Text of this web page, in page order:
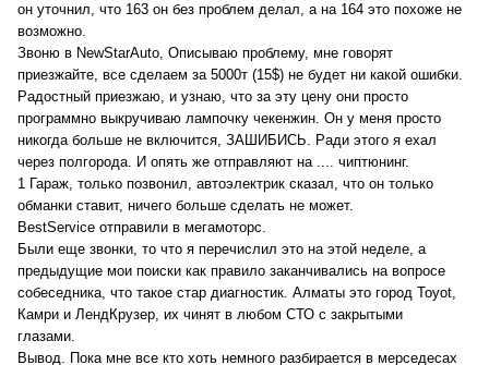
он уточнил, что 163 он без проблем делал, а на 164 это похоже не
возможно.
Звоню в NewStarAuto, Описываю проблему, мне говорят
приезжайте, все сделаем за 5000т (15$) не будет ни какой ошибки.
Радостный приезжаю, и узнаю, что за эту цену они просто
программно выкручиваю лампочку чекенжин. Он у меня просто
никогда больше не включится, ЗАШИБИСЬ. Ради этого я ехал
через полгорода. И опять же отправляют на .... чиптюнинг.
1 Гараж, только позвонил, автоэлектрик сказал, что он только
обманки ставит, ничего больше сделать не может.
BestService отправили в мегамоторс.
Были еще звонки, то что я перечислил это на этой неделе, а
предыдущие мои поиски как правило заканчивались на вопросе
собеседника, что такое стар диагностик. Алматы это город Toyot,
Камри и ЛендКрузер, их чинят в любом СТО с закрытыми
глазами.
Вывод. Пока мне все кто хоть немного разбирается в мерседесах